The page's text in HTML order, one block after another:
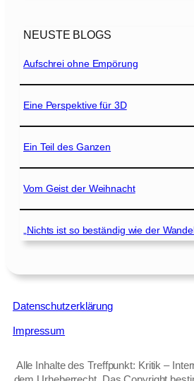
NEUSTE BLOGS
Aufschrei ohne Empörung
Eine Perspektive für 3D
Ein Teil des Ganzen
Vom Geist der Weihnacht
„Nichts ist so beständig wie der
Datenschutzerklärung
Impressum
Alle Inhalte des Treffpunkt: Kritik –